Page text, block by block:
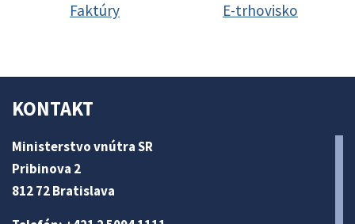
Faktúry E-trhovisko
KONTAKT
Ministerstvo vnútra SR
Pribinova 2
812 72 Bratislava